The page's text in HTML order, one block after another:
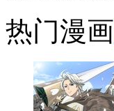
热门漫画